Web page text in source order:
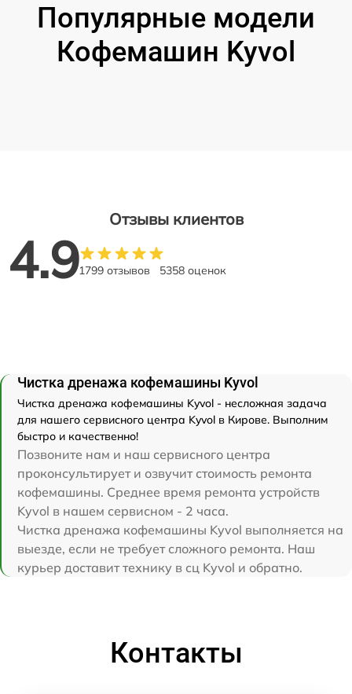
Популярные модели
Кофемашин Kyvol
Отзывы клиентов
4.91799 отзывов 5358 оценок
Чистка дренажа кофемашины Kyvol
Чистка дренажа кофемашины Kyvol - несложная задача
для нашего сервисного центра Kyvol в Кирове. Выполним
быстро и качественно!
Позвоните нам и наш сервисного центра
проконсультирует и озвучит стоимость ремонта
кофемашины. Среднее время ремонта устройств
Kyvol в нашем сервисном - 2 часа.
Чистка дренажа кофемашины Kyvol выполняется на
выезде, если не требует сложного ремонта. Наш
курьер доставит технику в сц Kyvol и обратно.
Контакты